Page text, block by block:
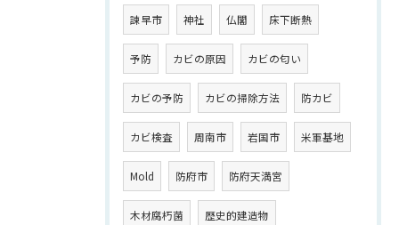
諫早市 神社 仏閣 床下断熱
予防 カビの原因 カビの匂い
カビの予防 カビの掃除方法 防カビ
カビ検査 周南市 岩国市 米軍基地
Mold 防府市 防府天満宮
木材腐朽菌 歴史的建造物